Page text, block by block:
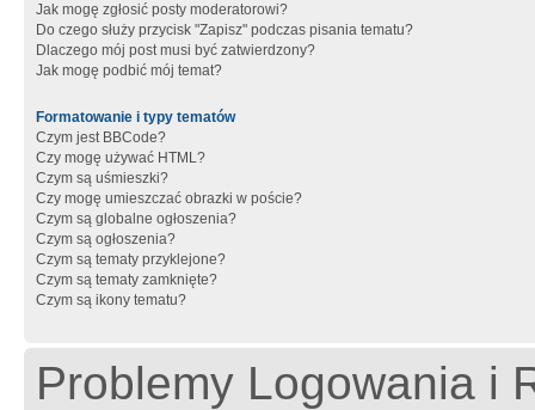
Jak mogę zgłosić posty moderatorowi?
Do czego służy przycisk "Zapisz" podczas pisania tematu?
Dlaczego mój post musi być zatwierdzony?
Jak mogę podbić mój temat?
Formatowanie i typy tematów
Czym jest BBCode?
Czy mogę używać HTML?
Czym są uśmieszki?
Czy mogę umieszczać obrazki w poście?
Czym są globalne ogłoszenia?
Czym są ogłoszenia?
Czym są tematy przyklejone?
Czym są tematy zamknięte?
Czym są ikony tematu?
Problemy Logowania i